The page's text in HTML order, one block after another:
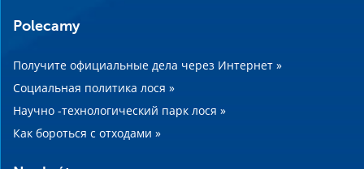
Polecamy
Получите официальные дела через Интернет »
Социальная политика лося »
Научно -технологический парк лося »
Как бороться с отходами »